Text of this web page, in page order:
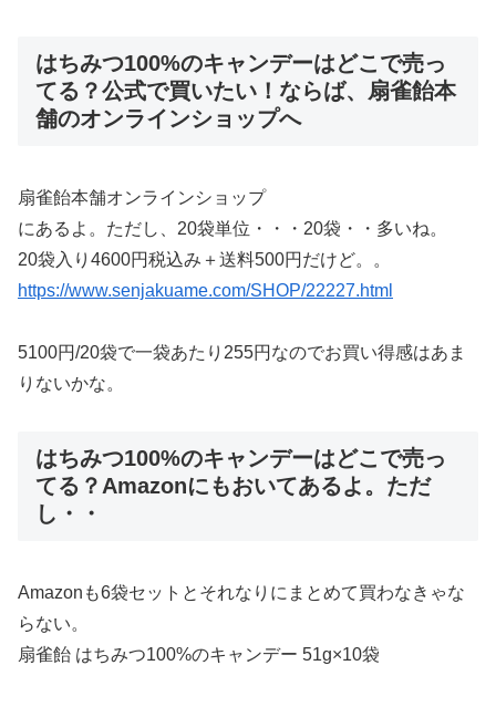
はちみつ100%のキャンデーはどこで売っ
てる？公式で買いたい！ならば、扇雀飴本
舗のオンラインショップへ
扇雀飴本舗オンラインショップ
にあるよ。ただし、20袋単位・・・20袋・・多いね。
20袋入り4600円税込み＋送料500円だけど。。
https://www.senjakuame.com/SHOP/22227.html
5100円/20袋で一袋あたり255円なのでお買い得感はあま
りないかな。
はちみつ100%のキャンデーはどこで売っ
てる？Amazonにもおいてあるよ。ただ
し・・
Amazonも6袋セットとそれなりにまとめて買わなきゃな
らない。
扇雀飴 はちみつ100%のキャンデー 51g×10袋